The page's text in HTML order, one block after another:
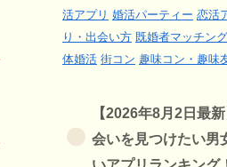
活アプリ 婚活パーティー 恋活
り・出会い方 既婚者マッチン
体婚活 街コン 趣味コン・趣味
【2026年8月2日最
会いを見つけたい男